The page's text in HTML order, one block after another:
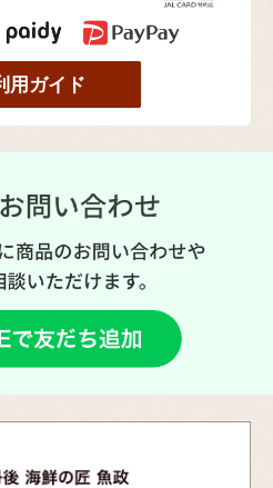
用ガイド